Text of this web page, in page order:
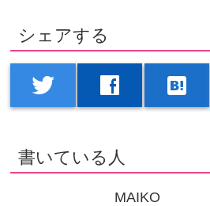
シェアする
twitter facebook hatenabookmark
書いている人
MAIKO